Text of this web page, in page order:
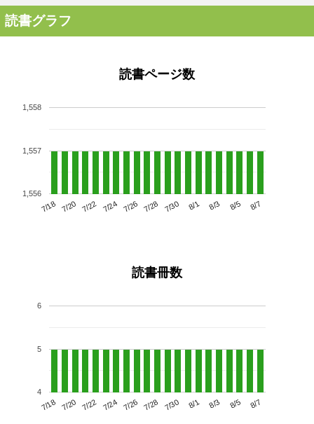
読書グラフ
読書ページ数
7/18 7/20 7/22 7/24 7/26 7/28 7/30 8/1 8/3 8/5 8/7
1,556
1,557
1,558
読書冊数
7/18 7/20 7/22 7/24 7/26 7/28 7/30 8/1 8/3 8/5 8/7
4
5
6